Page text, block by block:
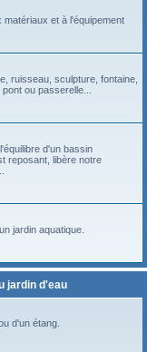
matériaux et à l'équipement
ruisseau, sculpture, fontaine,
ou passerelle...
d'un bassin
reposant, libère notre
jardin aquatique.
jardin d'eau
d'un étang.